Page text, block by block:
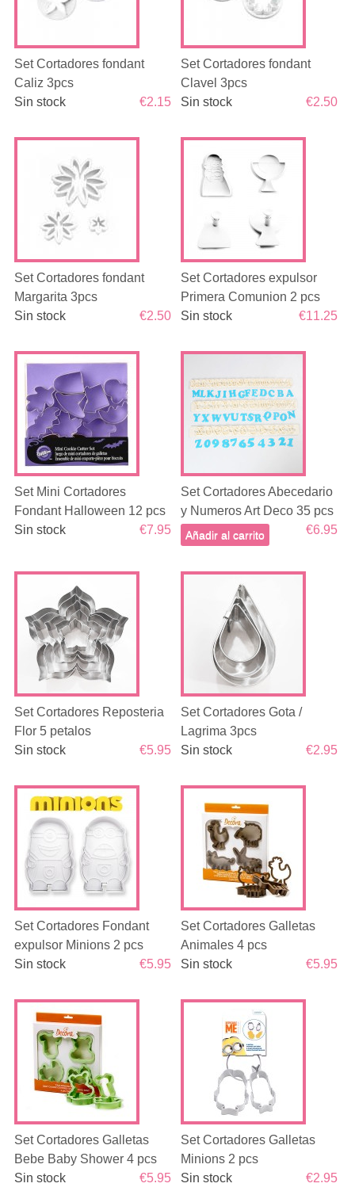
Set Cortadores fondant
Caliz 3pcs
€2.15
Sin stock
Set Cortadores fondant
Clavel 3pcs
€2.50
Sin stock
Set Cortadores fondant
Margarita 3pcs
€2.50
Sin stock
Set Cortadores expulsor
Primera Comunion 2 pcs
€11.25
Sin stock
Set Mini Cortadores
Fondant Halloween 12 pcs
€7.95
Sin stock
Set Cortadores Abecedario
y Numeros Art Deco 35 pcs
€6.95
Añadir al carrito
Set Cortadores Reposteria
Flor 5 petalos
€5.95
Sin stock
Set Cortadores Gota /
Lagrima 3pcs
€2.95
Sin stock
Set Cortadores Fondant
expulsor Minions 2 pcs
€5.95
Sin stock
Set Cortadores Galletas
Animales 4 pcs
€5.95
Sin stock
Set Cortadores Galletas
Bebe Baby Shower 4 pcs
€5.95
Sin stock
Set Cortadores Galletas
Minions 2 pcs
€2.95
Sin stock